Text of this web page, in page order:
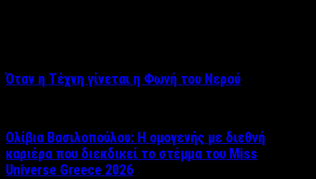
Όταν η Τέχνη γίνεται η Φωνή του Νερού
Ολίβια Βασιλοπούλου: Η ομογενής με διεθνή
καριέρα που διεκδικεί το στέμμα του Miss
Universe Greece 2026